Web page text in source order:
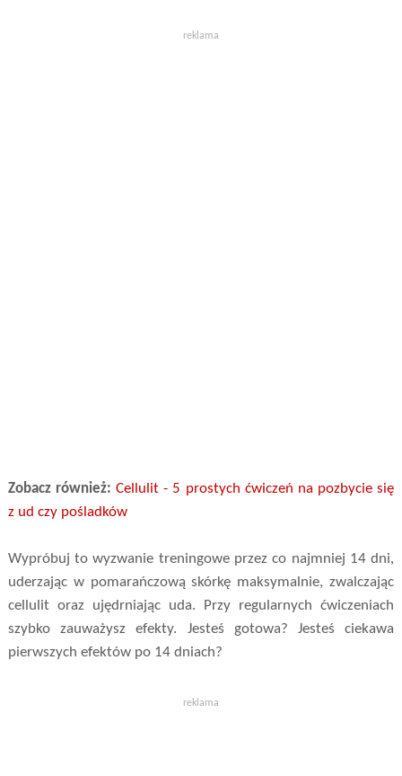
reklama
Zobacz również:Cellulit - 5 prostych ćwiczeń na pozbycie się
z ud czy pośladków
Wypróbuj to wyzwanie treningowe przez co najmniej 14 dni,
uderzając w pomarańczową skórkę maksymalnie, zwalczając
cellulit oraz ujędrniając uda. Przy regularnych ćwiczeniach
szybko zauważysz efekty. Jesteś gotowa? Jesteś ciekawa
pierwszych efektów po 14 dniach?
reklama